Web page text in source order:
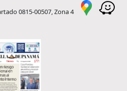
0815-00507, Zona 4